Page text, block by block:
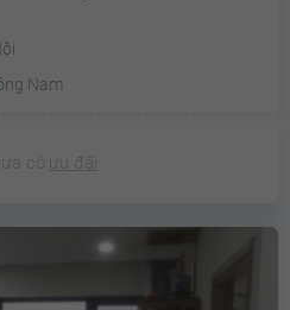
Nam
có ưu đãi